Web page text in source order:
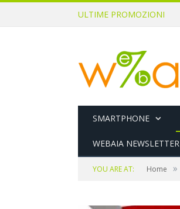
ULTIME PROMOZIONI
SMARTPHONE
WEBAIA NEWSLETTER
YOU ARE AT: Home »